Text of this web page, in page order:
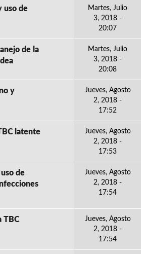
uso de
Martes, Julio
3, 2018 -
20:07
de la
Martes, Julio
3, 2018 -
20:08
y
Jueves, Agosto
2, 2018 -
17:52
latente
Jueves, Agosto
2, 2018 -
17:53
de
Jueves, Agosto
2, 2018 -
17:54
TBC
Jueves, Agosto
2, 2018 -
17:54